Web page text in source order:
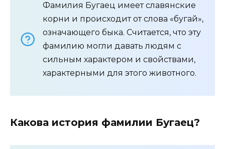
Фамилия Бугаец имеет славянские
корни и происходит от слова «бугай»,
означающего быка. Считается, что эту
фамилию могли давать людям с
сильным характером и свойствами,
характерными для этого животного.
Какова история фамилии Бугаец?